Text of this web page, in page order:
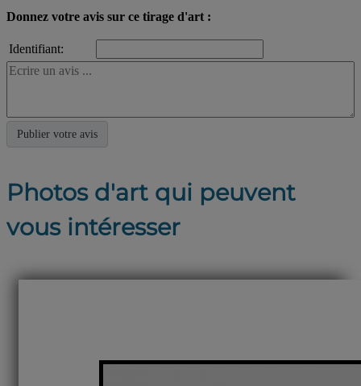
Donnez votre avis sur ce tirage d'art :
Identifiant:
Photos d'art qui peuvent
vous intéresser